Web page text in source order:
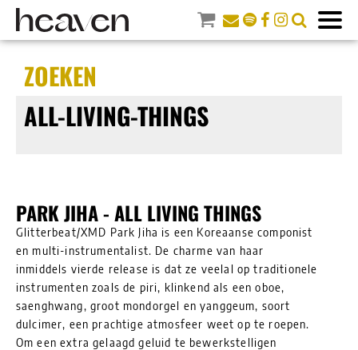
ZOEKEN
ALL-LIVING-THINGS
PARK JIHA - ALL LIVING THINGS
Glitterbeat/XMD Park Jiha is een Koreaanse componist
en multi-instrumentalist. De charme van haar
inmiddels vierde release is dat ze veelal op traditionele
instrumenten zoals de piri, klinkend als een oboe,
saenghwang, groot mondorgel en yanggeum, soort
dulcimer, een prachtige atmosfeer weet op te roepen.
Om een extra gelaagd geluid te bewerkstelligen